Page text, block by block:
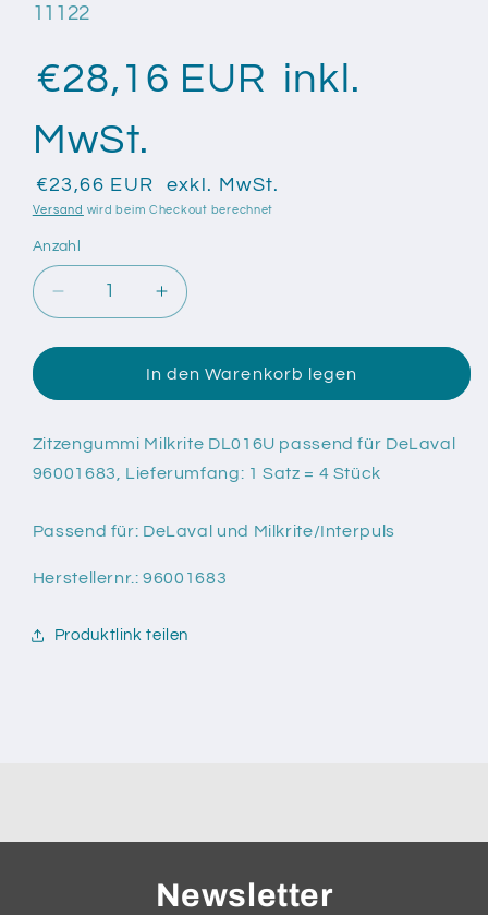
SKU:
11122
€28,16 EUR inkl.
MwSt.
€23,66 EUR exkl. MwSt.
Versand wird beim Checkout berechnet
Anzahl
Anzahl
Verringere
die
Menge
Zitzengummi
DL016U
passend
96001683
Erhöhe
die
Menge
für
Zitzengummi
DL016U
passend
96001683
In den Warenkorb legen
Zitzengummi Milkrite DL016U passend für DeLaval
96001683, Lieferumfang: 1 Satz = 4 Stück
Passend für: DeLaval und Milkrite/Interpuls
Herstellernr.: 96001683
Produktlink teilen
Newsletter